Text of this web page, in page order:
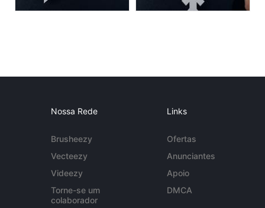
Nossa Rede
Brusheezy
Vecteezy
Videezy
Torne-se um
colaborador
Links
Ofertas
Anunciantes
Apoio
DMCA